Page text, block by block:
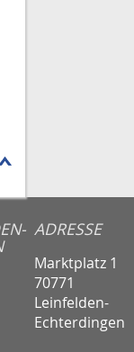
ADRESSE
Marktplatz 1
70771
Leinfelden-
Echterdingen